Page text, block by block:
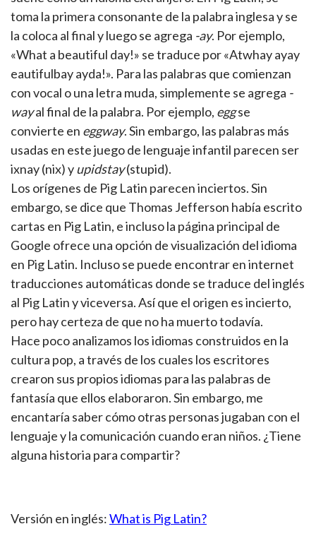
toma la primera consonante de la palabra inglesa y se
la coloca al final y luego se agrega -ay. Por ejemplo,
«What a beautiful day!» se traduce por «Atwhay ayay
eautifulbay ayda!». Para las palabras que comienzan
con vocal o una letra muda, simplemente se agrega -
wayal final de la palabra. Por ejemplo, eggse
convierte en eggway. Sin embargo, las palabras más
usadas en este juego de lenguaje infantil parecen ser
ixnay (nix) yupidstay(stupid).
Los orígenes de Pig Latin parecen inciertos. Sin
embargo, se dice que Thomas Jefferson había escrito
cartas en Pig Latin, e incluso la página principal de
Google ofrece una opción de visualización del idioma
en Pig Latin. Incluso se puede encontrar en internet
traducciones automáticas donde se traduce del inglés
al Pig Latin y viceversa. Así que el origen es incierto,
pero hay certeza de que no ha muerto todavía.
Hace poco analizamos los idiomas construidos en la
cultura pop, a través de los cuales los escritores
crearon sus propios idiomas para las palabras de
fantasía que ellos elaboraron. Sin embargo, me
encantaría saber cómo otras personas jugaban con el
lenguaje y la comunicación cuando eran niños. ¿Tiene
alguna historia para compartir?
Versión en inglés:What is Pig Latin?